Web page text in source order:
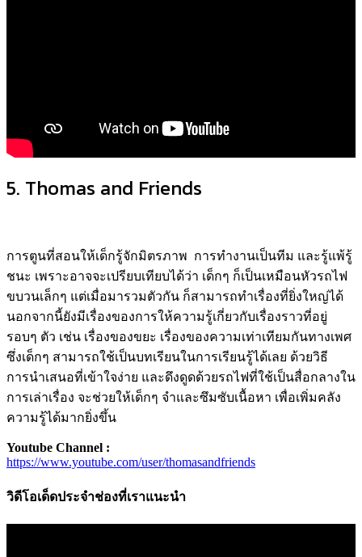
5. Thomas and Friends
การตูนที่สอนให้เด็กรู้จักมิตรภาพ การทำงานเป็นทีม และรู้แพ้รู้
ชนะ เพราะอาจจะเปรียบเทียบได้ว่า เด็กๆ ก็เป็นเหมือนหัวรถไฟ
ขบวนเล็กๆ แต่เมื่อมารวมตัวกัน ก็สามารถทำเรื่องที่ยิ่งใหญ่ได้
นอกจากนี้ยังมีเรื่องของการให้ความรู้เกี่ยวกับเรื่องราวที่อยู่
รอบๆ ตัว เช่น เรื่องของขยะ เรื่องของความเท่าเทียมกันทางเพศ
ซึ่งเด็กๆ สามารถใช้เป็นบทเรียนในการเรียนรู้ได้เลย ด้วยวิธี
การนำเสนอที่เข้าใจง่าย และดึงดูดด้วยรถไฟที่ใช้เป็นสื่อกลางใน
การเล่าเรื่อง จะช่วยให้เด็กๆ จำและซึมซับเนื้อหา เพื่อเพิ่มคลัง
ความรู้ได้มากยิ่งขึ้น
Youtube Channel :
https://www.youtube.com/user/thomasandfriends
วิดีโอเด็ดประจำช่องที่เราแนะนำ